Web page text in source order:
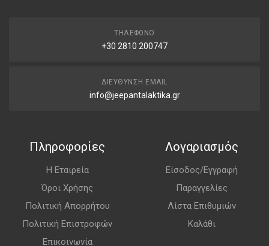
ΤΗΛΈΦΩΝΟ
+30 2810 200747
ΔΙΕΎΘΥΝΣΗ EMAIL
info@jeepantalaktika.gr
Πληροφορίες
Η Εταιρεία
Όροι Χρήσης
Πολιτική Απορρήτου
Πολιτική Επιστροφών
Επικοινωνία
Λογαριασμός
Είσοδος/Εγγραφή
Παραγγελίες
Λίστα Επιθυμιών
Καλάθι